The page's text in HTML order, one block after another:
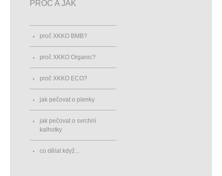
PROČ A JAK
proč XKKO BMB?
proč XKKO Organic?
proč XKKO ECO?
jak pečovat o plenky
jak pečovat o svrchní
kalhotky
co dělat když...